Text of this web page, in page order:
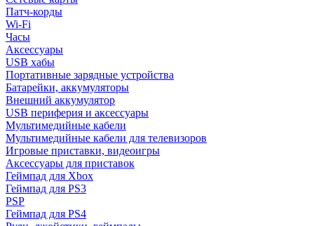
Патч-корды
Wi-Fi
Часы
Аксессуары
USB хабы
Портативные зарядные устройства
Батарейки, аккумуляторы
Внешний аккумулятор
USB периферия и аксессуары
Мультимедийные кабели
Мультимедийные кабели для телевизоров
Игровые приставки, видеоигры
Аксессуары для приставок
Геймпад для Xbox
Геймпад для PS3
PSP
Геймпад для PS4